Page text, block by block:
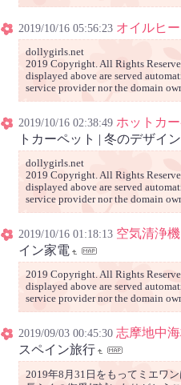
2019/10/16 05:56:23 オイルヒ
dollygirls.net
2019 Copyright. All Rights
displayed above are served
service provider nor the domain
2019/10/16 02:38:49 ホットカ
トカーペット | 冬のデザイ
dollygirls.net
2019 Copyright. All Rights
displayed above are served
service provider nor the domain
2019/10/16 01:18:13 空気清浄
イン家電
2019 Copyright. All Rights
displayed above are served
service provider nor the domain
2019/09/03 00:45:30 志摩地中
スペイン旅行
2019年8月31日をもってミエワ